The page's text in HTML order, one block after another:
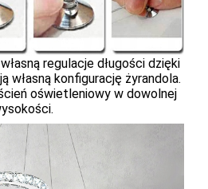
regulacje długości dzięki
własną konfigurację żyrandola.
oświetleniowy w dowolnej